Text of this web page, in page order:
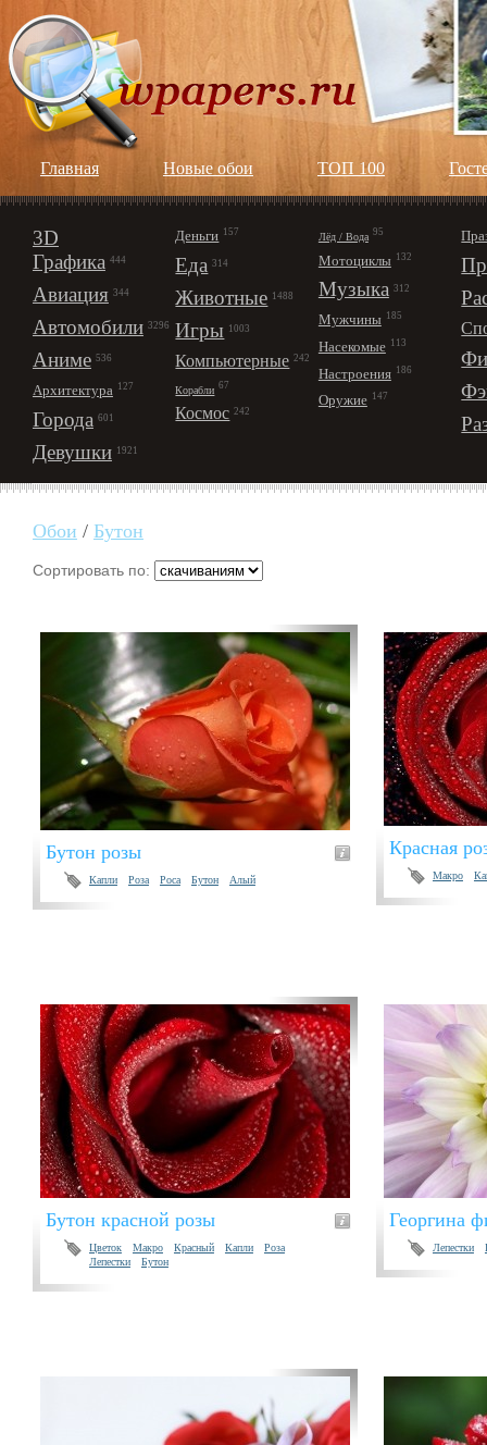
Главная Новые обои ТОП 100
3D
Графика 444
Авиация 344
Автомобили 3296
Аниме 536
Архитектура 127
Города 601
Девушки 1921
Деньги 157
Еда 314
Животные 1488
Игры 1003
Компьютерные 242
Корабли 67
Космос 242
Лёд / Вода 95
Мотоциклы 132
Музыка 312
Мужчины 185
Насекомые 113
Настроения 186
Оружие 147
Обои / Бутон
Сортировать по:
Бутон розы
Капли Роза Роса Бутон Алый
Красная
Макро
Бутон красной розы
Цветок Макро Красный Капли
Роза
Лепестки
Бутон
Георгина
Лепестки